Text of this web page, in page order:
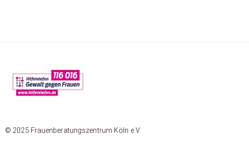
© 2025 Frauenberatungszentrum Köln e.V.